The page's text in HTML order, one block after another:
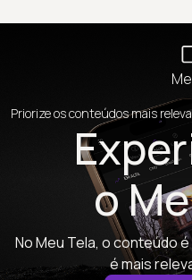
Priorize os conteúdos mais
o
No Meu Tela, o conteúdo
é mais